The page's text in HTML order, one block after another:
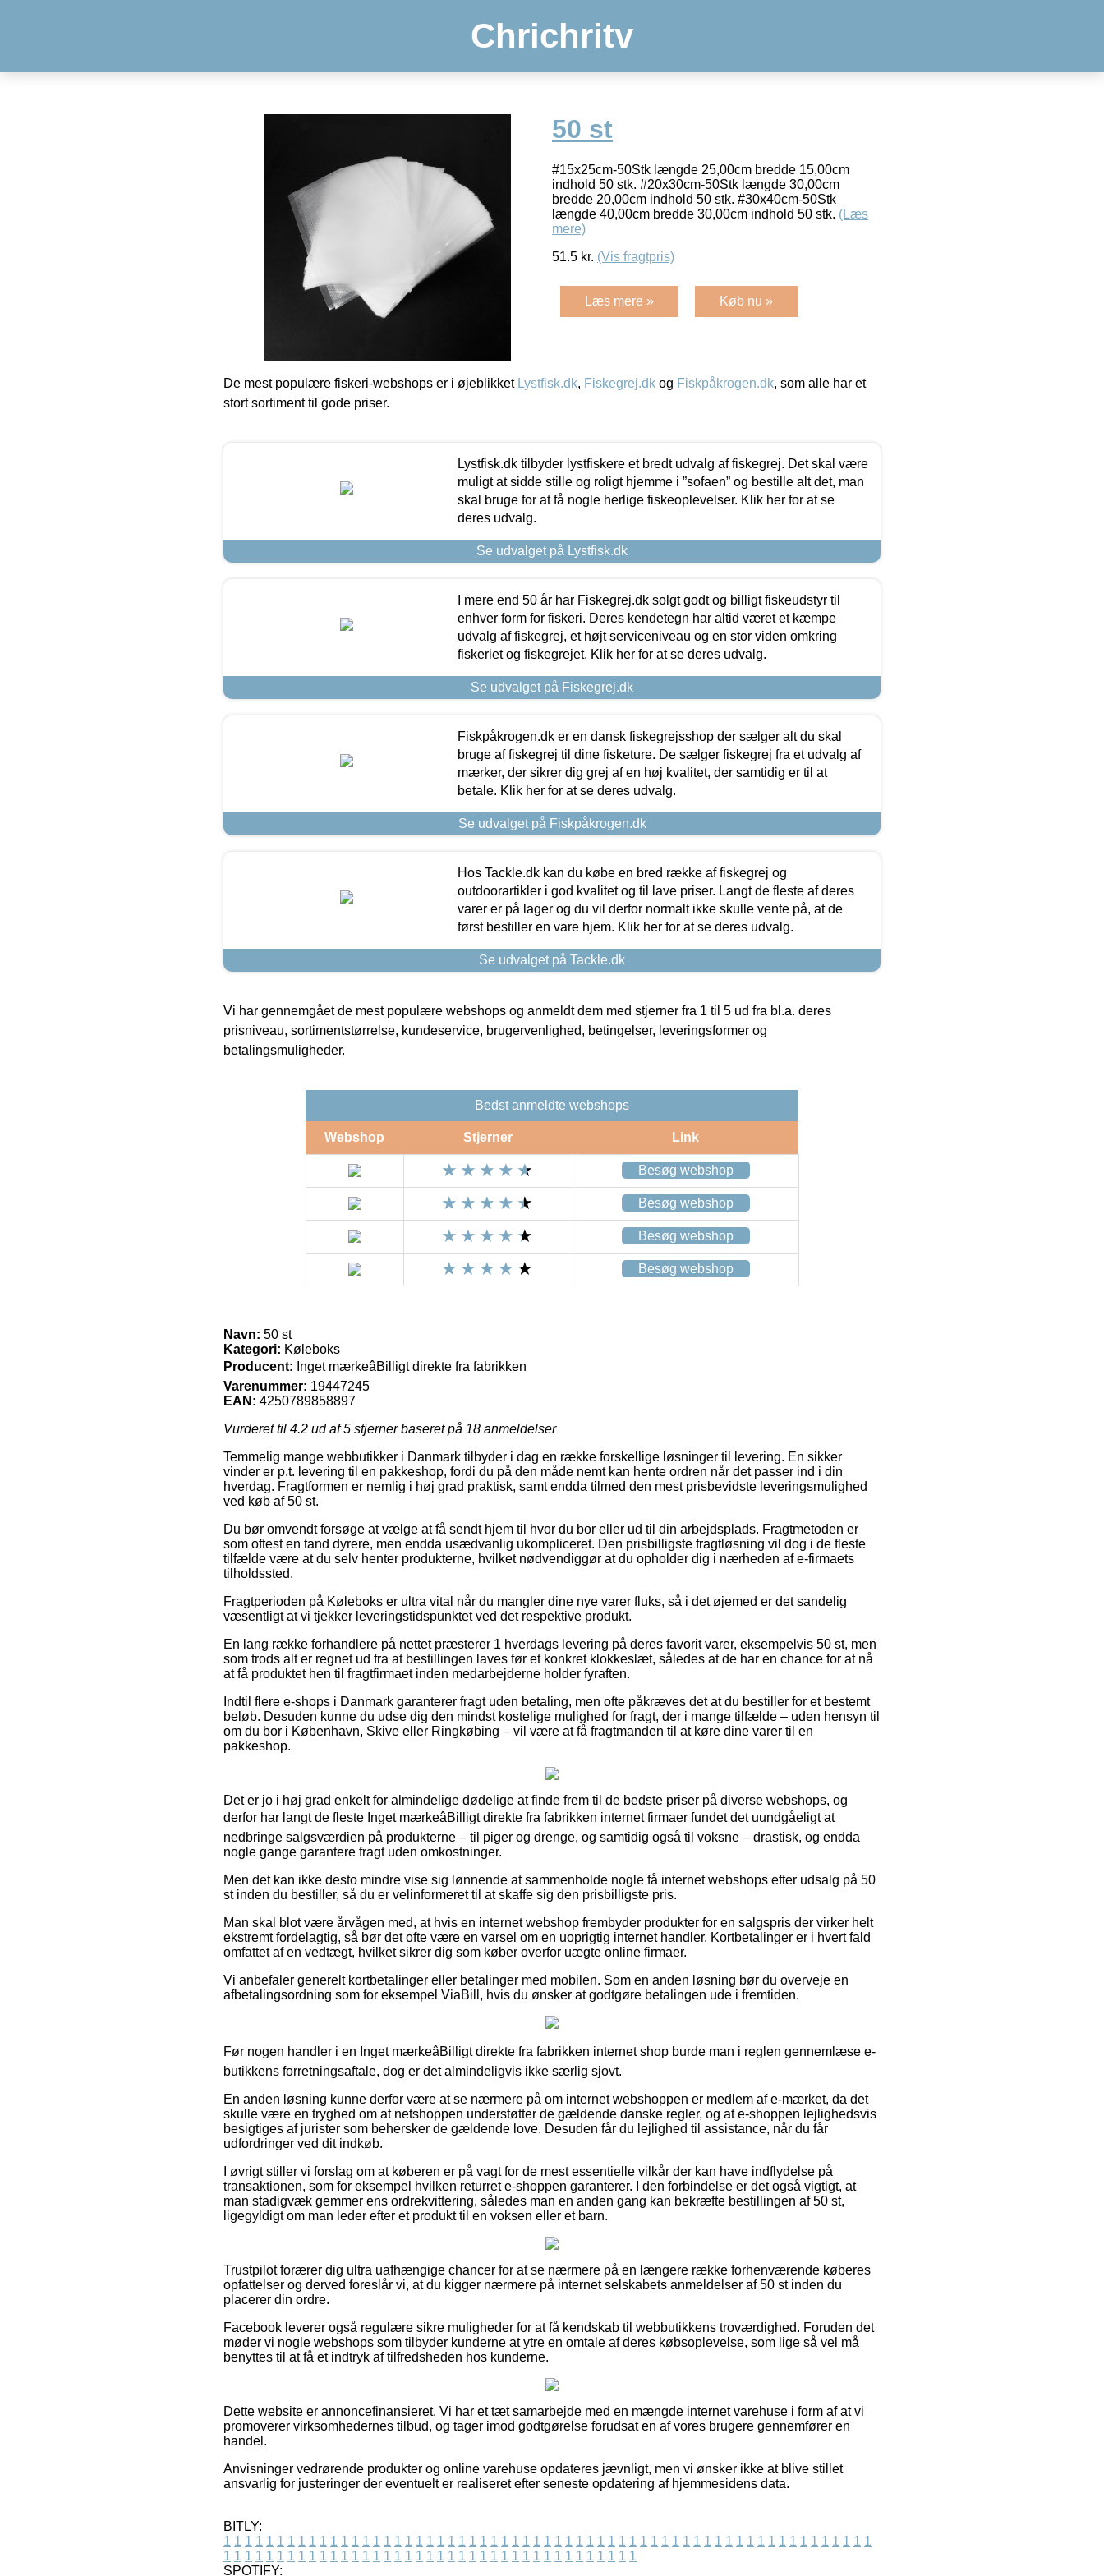
Chrichritv
50 st
#15x25cm-50Stk længde 25,00cm bredde 15,00cm
indhold 50 stk. #20x30cm-50Stk længde 30,00cm
bredde 20,00cm indhold 50 stk. #30x40cm-50Stk
længde 40,00cm bredde 30,00cm indhold 50 stk. (Læs
mere)
51.5 kr. (Vis fragtpris)
Læs mere » Køb nu »
De mest populære fiskeri-webshops er i øjeblikket Lystfisk.dk, Fiskegrej.dk og Fiskpåkrogen.dk, som alle har et
stort sortiment til gode priser.
Lystfisk.dk tilbyder lystfiskere et bredt udvalg af fiskegrej. Det skal være
muligt at sidde stille og roligt hjemme i ”sofaen” og bestille alt det, man
skal bruge for at få nogle herlige fiskeoplevelser. Klik her for at se
deres udvalg.
Se udvalget på Lystfisk.dk
I mere end 50 år har Fiskegrej.dk solgt godt og billigt fiskeudstyr til
enhver form for fiskeri. Deres kendetegn har altid været et kæmpe
udvalg af fiskegrej, et højt serviceniveau og en stor viden omkring
fiskeriet og fiskegrejet. Klik her for at se deres udvalg.
Se udvalget på Fiskegrej.dk
Fiskpåkrogen.dk er en dansk fiskegrejsshop der sælger alt du skal
bruge af fiskegrej til dine fisketure. De sælger fiskegrej fra et udvalg af
mærker, der sikrer dig grej af en høj kvalitet, der samtidig er til at
betale. Klik her for at se deres udvalg.
Se udvalget på Fiskpåkrogen.dk
Hos Tackle.dk kan du købe en bred række af fiskegrej og
outdoorartikler i god kvalitet og til lave priser. Langt de fleste af deres
varer er på lager og du vil derfor normalt ikke skulle vente på, at de
først bestiller en vare hjem. Klik her for at se deres udvalg.
Se udvalget på Tackle.dk
Vi har gennemgået de mest populære webshops og anmeldt dem med stjerner fra 1 til 5 ud fra bl.a. deres
prisniveau, sortimentstørrelse, kundeservice, brugervenlighed, betingelser, leveringsformer og
betalingsmuligheder.
Bedst anmeldte webshops
Webshop Stjerner Link
Besøg webshop
Besøg webshop
Besøg webshop
Besøg webshop
Navn: 50 st
Kategori: Køleboks
Producent: Inget mærkeâBilligt direkte fra fabrikken
Varenummer: 19447245
EAN: 4250789858897
Vurderet til 4.2 ud af 5 stjerner baseret på 18 anmeldelser
Temmelig mange webbutikker i Danmark tilbyder i dag en række forskellige løsninger til levering. En sikker
vinder er p.t. levering til en pakkeshop, fordi du på den måde nemt kan hente ordren når det passer ind i din
hverdag. Fragtformen er nemlig i høj grad praktisk, samt endda tilmed den mest prisbevidste leveringsmulighed
ved køb af 50 st.
Du bør omvendt forsøge at vælge at få sendt hjem til hvor du bor eller ud til din arbejdsplads. Fragtmetoden er
som oftest en tand dyrere, men endda usædvanlig ukompliceret. Den prisbilligste fragtløsning vil dog i de fleste
tilfælde være at du selv henter produkterne, hvilket nødvendiggør at du opholder dig i nærheden af e-firmaets
tilholdssted.
Fragtperioden på Køleboks er ultra vital når du mangler dine nye varer fluks, så i det øjemed er det sandelig
væsentligt at vi tjekker leveringstidspunktet ved det respektive produkt.
En lang række forhandlere på nettet præsterer 1 hverdags levering på deres favorit varer, eksempelvis 50 st, men
som trods alt er regnet ud fra at bestillingen laves før et konkret klokkeslæt, således at de har en chance for at nå
at få produktet hen til fragtfirmaet inden medarbejderne holder fyraften.
Indtil flere e-shops i Danmark garanterer fragt uden betaling, men ofte påkræves det at du bestiller for et bestemt
beløb. Desuden kunne du udse dig den mindst kostelige mulighed for fragt, der i mange tilfælde – uden hensyn til
om du bor i København, Skive eller Ringkøbing – vil være at få fragtmanden til at køre dine varer til en
pakkeshop.
Det er jo i høj grad enkelt for almindelige dødelige at finde frem til de bedste priser på diverse webshops, og
derfor har langt de fleste Inget mærkeâBilligt direkte fra fabrikken internet firmaer fundet det uundgåeligt at
nedbringe salgsværdien på produkterne – til piger og drenge, og samtidig også til voksne – drastisk, og endda
nogle gange garantere fragt uden omkostninger.
Men det kan ikke desto mindre vise sig lønnende at sammenholde nogle få internet webshops efter udsalg på 50
st inden du bestiller, så du er velinformeret til at skaffe sig den prisbilligste pris.
Man skal blot være årvågen med, at hvis en internet webshop frembyder produkter for en salgspris der virker helt
ekstremt fordelagtig, så bør det ofte være en varsel om en uoprigtig internet handler. Kortbetalinger er i hvert fald
omfattet af en vedtægt, hvilket sikrer dig som køber overfor uægte online firmaer.
Vi anbefaler generelt kortbetalinger eller betalinger med mobilen. Som en anden løsning bør du overveje en
afbetalingsordning som for eksempel ViaBill, hvis du ønsker at godtgøre betalingen ude i fremtiden.
Før nogen handler i en Inget mærkeâBilligt direkte fra fabrikken internet shop burde man i reglen gennemlæse e-
butikkens forretningsaftale, dog er det almindeligvis ikke særlig sjovt.
En anden løsning kunne derfor være at se nærmere på om internet webshoppen er medlem af e-mærket, da det
skulle være en tryghed om at netshoppen understøtter de gældende danske regler, og at e-shoppen lejlighedsvis
besigtiges af jurister som behersker de gældende love. Desuden får du lejlighed til assistance, når du får
udfordringer ved dit indkøb.
I øvrigt stiller vi forslag om at køberen er på vagt for de mest essentielle vilkår der kan have indflydelse på
transaktionen, som for eksempel hvilken returret e-shoppen garanterer. I den forbindelse er det også vigtigt, at
man stadigvæk gemmer ens ordrekvittering, således man en anden gang kan bekræfte bestillingen af 50 st,
ligegyldigt om man leder efter et produkt til en voksen eller et barn.
Trustpilot forærer dig ultra uafhængige chancer for at se nærmere på en længere række forhenværende køberes
opfattelser og derved foreslår vi, at du kigger nærmere på internet selskabets anmeldelser af 50 st inden du
placerer din ordre.
Facebook leverer også regulære sikre muligheder for at få kendskab til webbutikkens troværdighed. Foruden det
møder vi nogle webshops som tilbyder kunderne at ytre en omtale af deres købsoplevelse, som lige så vel må
benyttes til at få et indtryk af tilfredsheden hos kunderne.
Dette website er annoncefinansieret. Vi har et tæt samarbejde med en mængde internet varehuse i form af at vi
promoverer virksomhedernes tilbud, og tager imod godtgørelse forudsat en af vores brugere gennemfører en
handel.
Anvisninger vedrørende produkter og online varehuse opdateres jævnligt, men vi ønsker ikke at blive stillet
ansvarlig for justeringer der eventuelt er realiseret efter seneste opdatering af hjemmesidens data.
BITLY:
1 1 1 1 1 1 1 1 1 1 1 1 1 1 1 1 1 1 1 1 1 1 1 1 1 1 1 1 1 1 1 1 1 1 1 1 1 1 1 1 1 1 1 1 1 1 1 1 1 1 1 1 1 1 1 1 1 1 1 1 1
1 1 1 1 1 1 1 1 1 1 1 1 1 1 1 1 1 1 1 1 1 1 1 1 1 1 1 1 1 1 1 1 1 1 1 1 1 1 1
SPOTIFY: